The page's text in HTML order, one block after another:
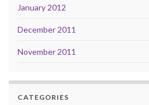
January 2012
December 2011
November 2011
CATEGORIES